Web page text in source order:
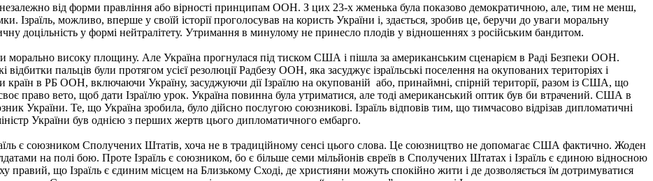
від форми правління або вірності принципам ООН. З цих 23-х жменька була показово демократичною, але, тим не менш,
Ізраїль, можливо, вперше у своїй історії проголосував на користь України і, здається, зробив це, беручи до уваги моральну
доцільність у формі нейтралітету. Утримання в минулому не принесло плодів у відношеннях з російським бандитом.
морально високу площину. Але Україна прогнулася під тиском США і пішла за американським сценарієм в Раді Безпеки ООН.
пальців були протягом усієї резолюції Радбезу ООН, яка засуджує ізраїльські поселення на окупованих територіях і
в РБ ООН, включаючи Україну, засуджуючи дії Ізраїлю на окупованій або, принаймні, спірній території, разом із США, що
право вето, щоб дати Ізраїлю урок. Україна повинна була утриматися, але тоді американський оптик був би втрачений. США в
України. Те, що Україна зробила, було дійсно послугою союзникові. Ізраїль відповів тим, що тимчасово відрізав дипломатичні
України був однією з перших жертв цього дипломатичного ембарго.
є союзником Сполучених Штатів, хоча не в традиційному сенсі цього слова. Це союзництво не допомагає США фактично. Жоден
на полі бою. Проте Ізраїль є союзником, бо є більше семи мільйонів євреїв в Сполучених Штатах і Ізраїль є єдиною відносною
правий, що Ізраїль є єдиним місцем на Близькому Сході, де християни можуть спокійно жити і де дозволяється їм дотримуватися